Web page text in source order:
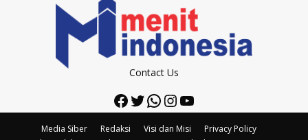
Contact Us
Facebook
Twitter
WhatsApp
Instagram
YouTube
Media Siber Redaksi Visi dan Misi
Privacy Policy